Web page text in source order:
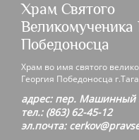
Храм Святого
Великомученика
Победоносца
Храм во имя святого
Георгия Победоносца
адрес: пер. Машинный
тел.: (863) 62-45-12
эл.почта: